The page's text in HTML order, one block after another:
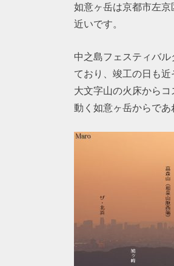
如意ヶ岳は京都市左
近いです。
中之島フェスティバ
ており、竣工の日も近
大文字山の火床から
動く如意ヶ岳からであ